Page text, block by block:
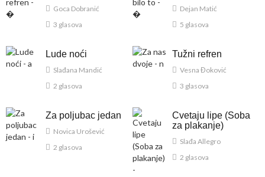
Goca Dobranić
3 glasova
Dejan Matić
5 glasova
Lude noći
Slađana Mandić
2 glasova
Tužni refren
Vesna Đoković
3 glasova
Za poljubac jedan
Novica Urošević
2 glasova
Cvetaju lipe (Soba
za plakanje)
Slađa Allegro
2 glasova